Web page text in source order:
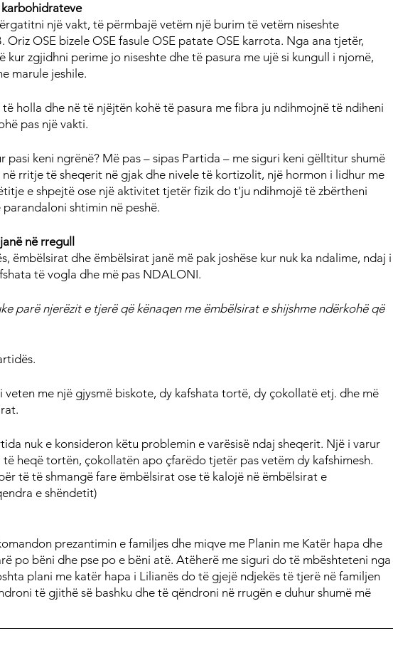
një vakt, të përmbajë vetëm një burim të vetëm niseshte
Oriz OSE bizele OSE fasule OSE patate OSE karrota. Nga ana tjetër,
kur zgjidhni perime jo niseshte dhe të pasura me ujë si kungull i njomë,
marule jeshile.
holla dhe në të njëjtën kohë të pasura me fibra ju ndihmojnë të ndiheni
pas një vakti.
pasi keni ngrënë? Më pas – sipas Partida – me siguri keni gëlltitur shumë
rritje të sheqerit në gjak dhe nivele të kortizolit, një hormon i lidhur me
e shpejtë ose një aktivitet tjetër fizik do t'ju ndihmojë të zbërtheni
shtimin në peshë.
në rregull
ëmbëlsirat dhe ëmbëlsirat janë më pak joshëse kur nuk ka ndalime, ndaj i
të vogla dhe më pas NDALONI.
parë njerëzit e tjerë që kënaqen me ëmbëlsirat e shijshme ndërkohë që
me një gjysmë biskote, dy kafshata tortë, dy çokollatë etj. dhe më
nuk e konsideron këtu problemin e varësisë ndaj sheqerit. Një i varur
heqë tortën, çokollatën apo çfarëdo tjetër pas vetëm dy kafshimesh.
të të shmangë fare ëmbëlsirat ose të kalojë në ëmbëlsirat e
e shëndetit)
prezantimin e familjes dhe miqve me Planin me Katër hapa dhe
po bëni dhe pse po e bëni atë. Atëherë me siguri do të mbështeteni nga
plani me katër hapa i Lilianës do të gjejë ndjekës të tjerë në familjen
të gjithë së bashku dhe të qëndroni në rrugën e duhur shumë më